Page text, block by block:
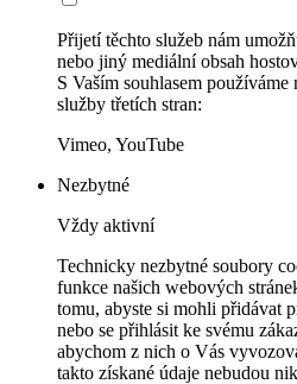
Přijetí těchto služeb nám
nebo jiný mediální obsah
S Vaším souhlasem
služby třetích stran:
Vimeo, YouTube
Nezbytné
Vždy aktivní
Technicky nezbytné soubory
funkce našich webových
tomu, abyste si mohli přidávat
nebo se přihlásit ke svému
abychom z nich o Vás
takto získané údaje nebudou